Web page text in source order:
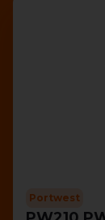
Portwest